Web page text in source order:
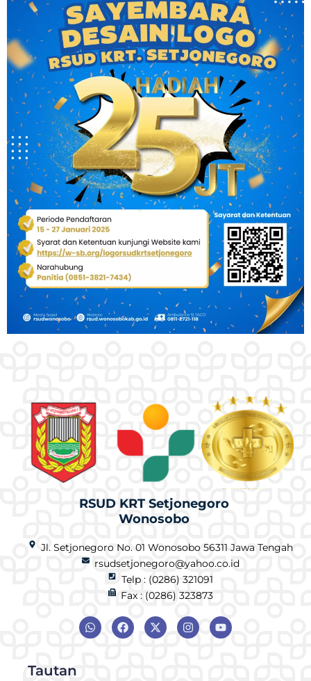
RSUD KRT Setjonegoro
Wonosobo
Jl. Setjonegoro No. 01 Wonosobo 56311 Jawa Tengah
rsudsetjonegoro@yahoo.co.id
Telp : (0286) 321091
Fax : (0286) 323873
Tautan